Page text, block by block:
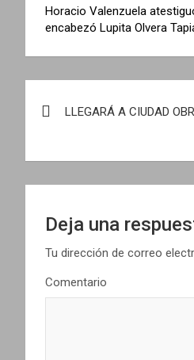
Horacio Valenzuela
encabezó Lupita Olvera
v
e
LLEGARÁ A CIUDAD
Deja una
Tu dirección de correo
Comentario